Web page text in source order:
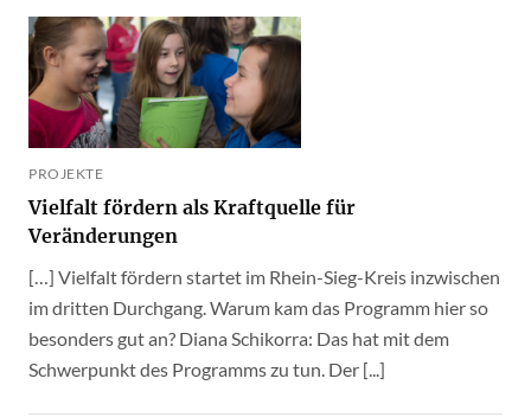
PROJEKTE
Vielfalt fördern als Kraftquelle für
Veränderungen
[…] Vielfalt fördern startet im Rhein-Sieg-Kreis inzwischen
im dritten Durchgang. Warum kam das Programm hier so
besonders gut an? Diana Schikorra: Das hat mit dem
Schwerpunkt des Programms zu tun. Der [...]